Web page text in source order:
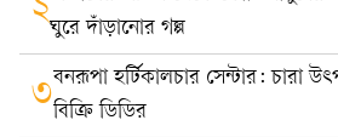
২ঘুরে দাঁড়ানোর গল্প
৩বনরূপা হর্টিকালচার সেন্টার: চারা
বিক্রি ডিডির